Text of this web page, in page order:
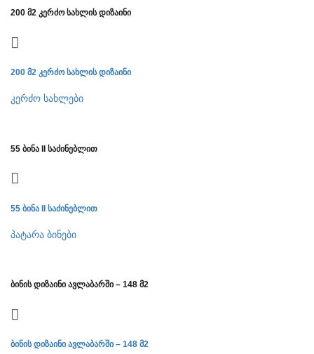
200 მ2 კერძო სახლის დიზაინი
200 მ2 კერძო სახლის დიზაინი
კერძო სახლები
55 ბინა II საძინებლით
55 ბინა II საძინებლით
პატარა ბინები
ბინის დიზაინი ავლაბარში – 148 მ2
ბინის დიზაინი ავლაბარში – 148 მ2